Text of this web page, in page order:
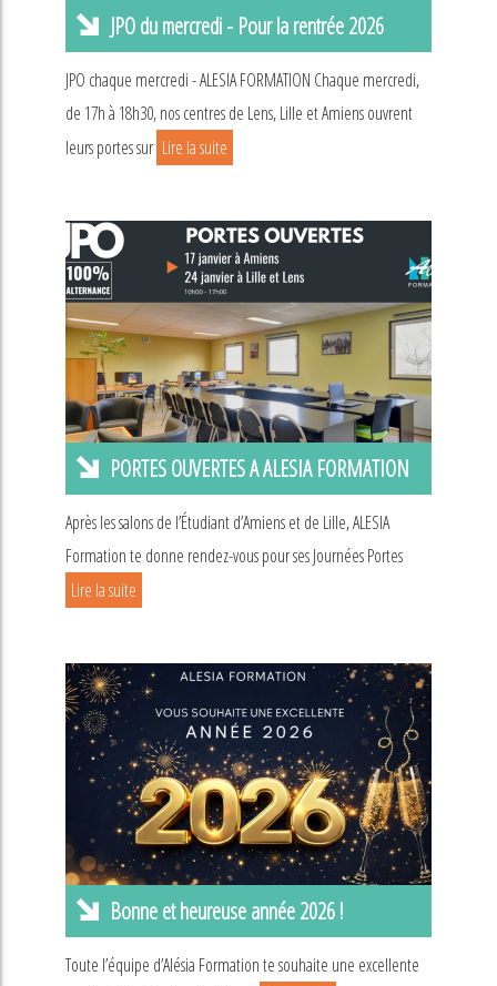
JPO du mercredi - Pour la rentrée 2026
JPO chaque mercredi - ALESIA FORMATION Chaque mercredi,
de 17h à 18h30, nos centres de Lens, Lille et Amiens ouvrent
leurs portes sur Lire la suite
PORTES OUVERTES A ALESIA FORMATION
Après les salons de l’Étudiant d’Amiens et de Lille, ALESIA
Formation te donne rendez-vous pour ses Journées Portes
Lire la suite
Bonne et heureuse année 2026 !
Toute l’équipe d’Alésia Formation te souhaite une excellente